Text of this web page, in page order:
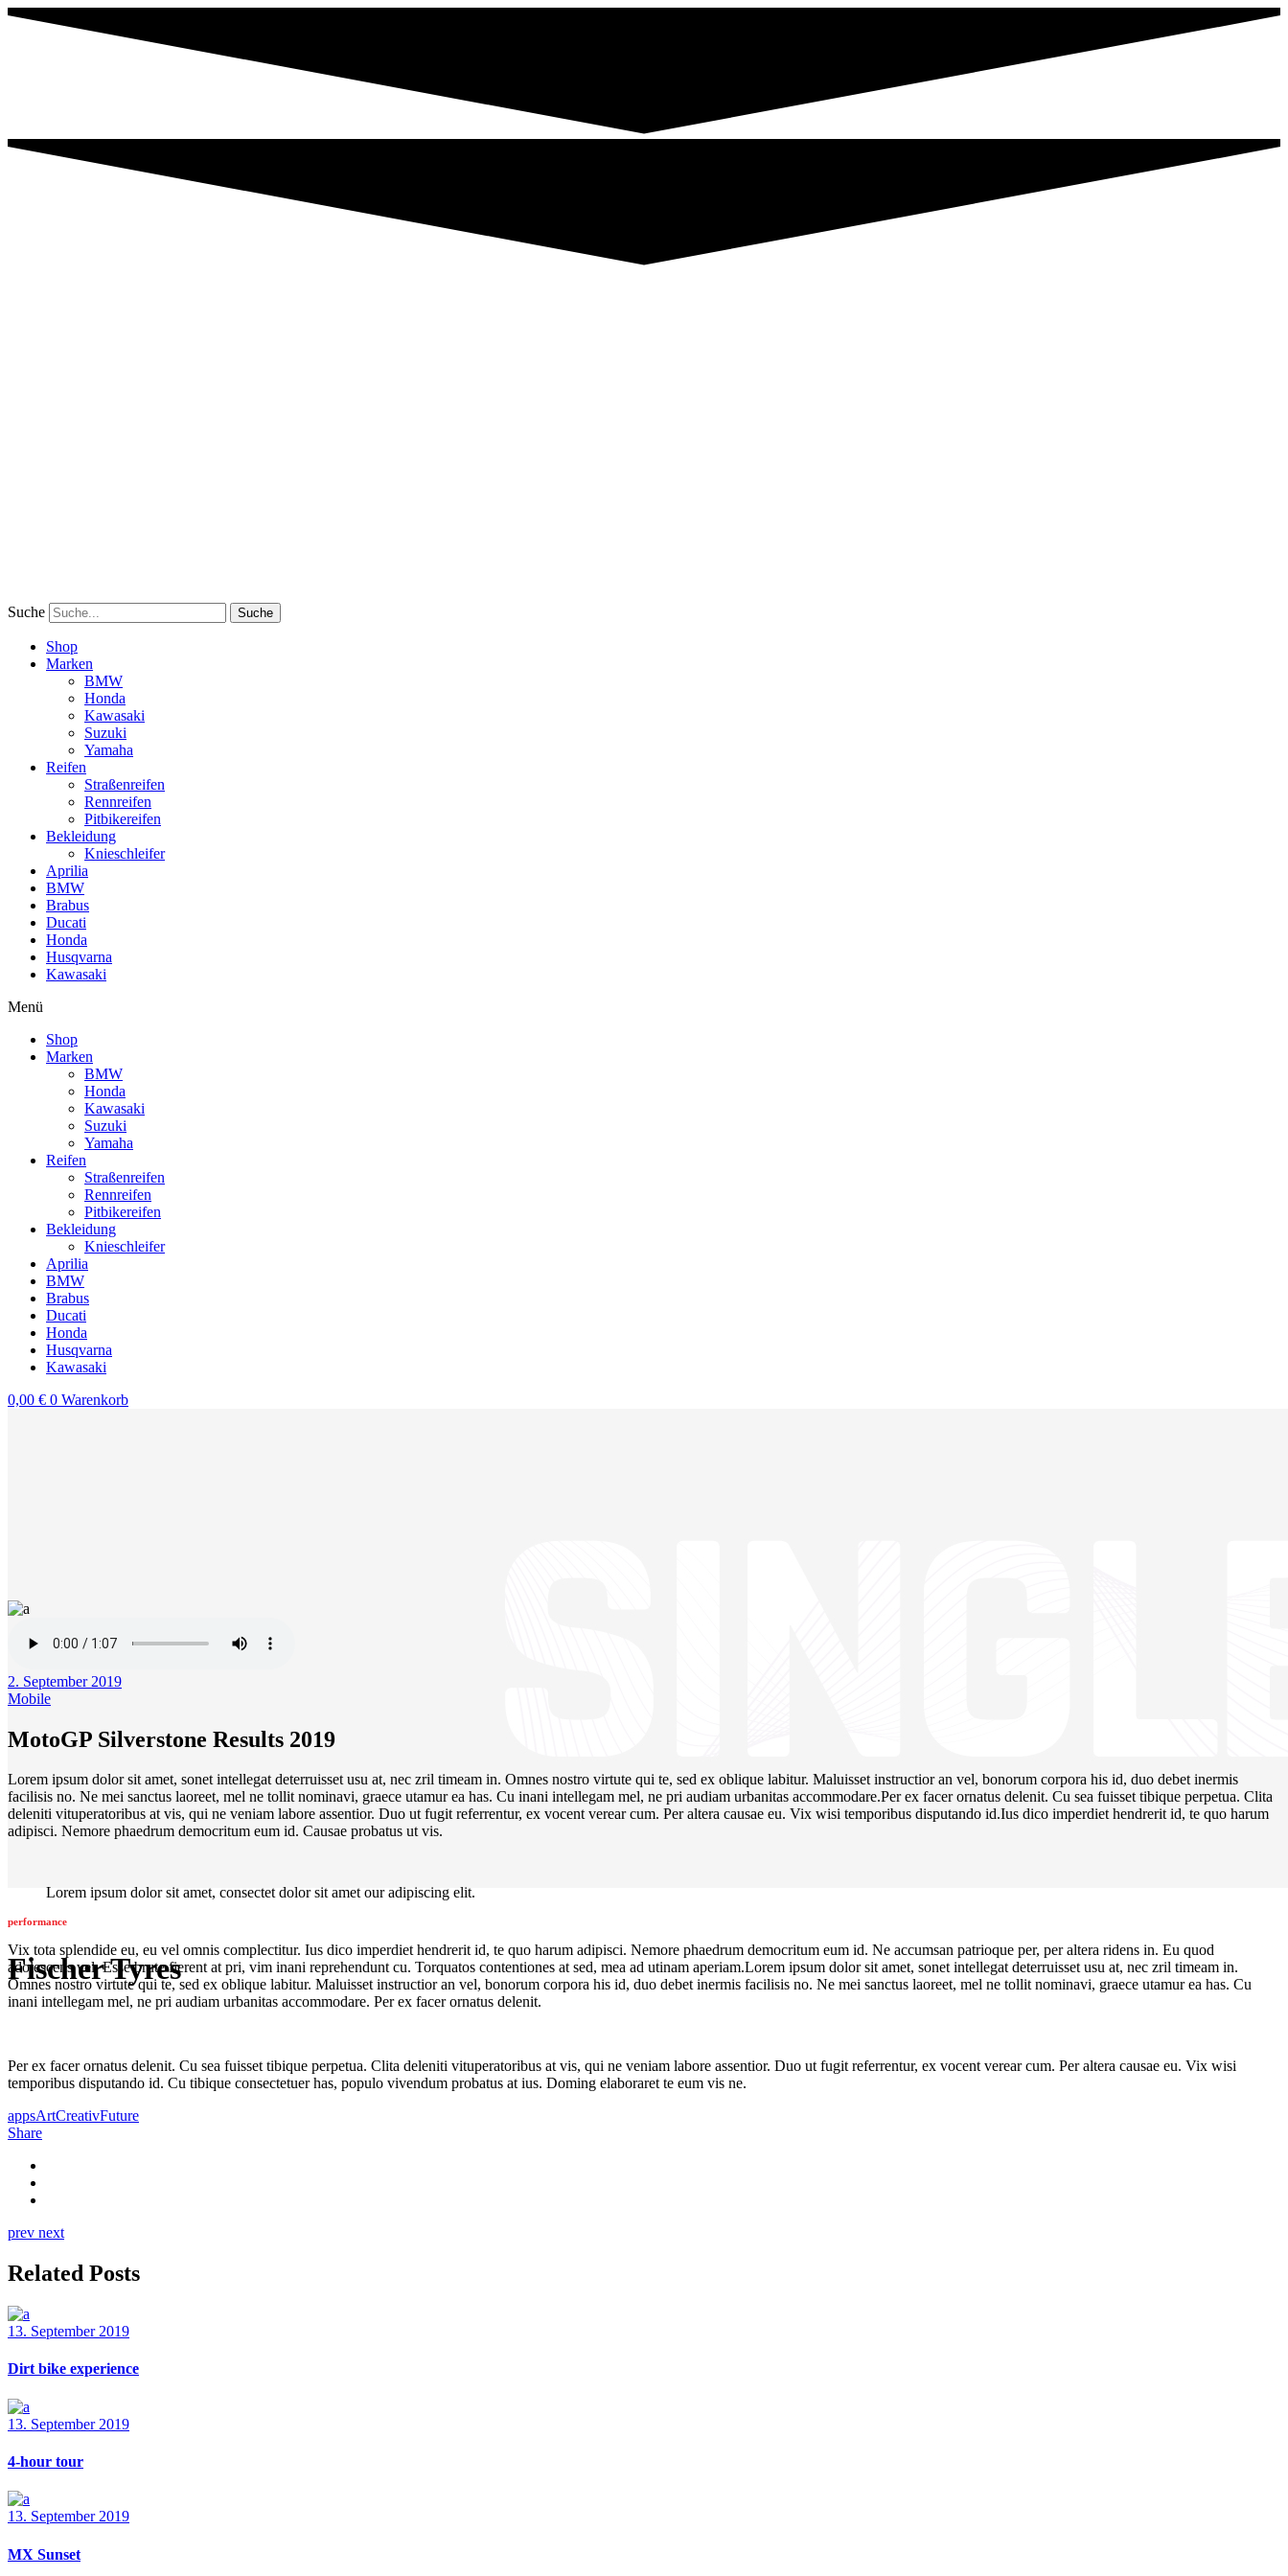
Suche Suche
Shop
Marken
BMW
Honda
Kawasaki
Suzuki
Yamaha
Reifen
Straßenreifen
Rennreifen
Pitbikereifen
Bekleidung
Knieschleifer
Aprilia
BMW
Brabus
Ducati
Honda
Husqvarna
Kawasaki
Menü
Shop
Marken
BMW
Honda
Kawasaki
Suzuki
Yamaha
Reifen
Straßenreifen
Rennreifen
Pitbikereifen
Bekleidung
Knieschleifer
Aprilia
BMW
Brabus
Ducati
Honda
Husqvarna
Kawasaki
0,00 € 0 Warenkorb
performance
Fischer Tyres
2. September 2019
Mobile
MotoGP Silverstone Results 2019
Lorem ipsum dolor sit amet, sonet intellegat deterruisset usu at, nec zril timeam in. Omnes nostro virtute qui te, sed ex oblique labitur. Maluisset instructior an vel, bonorum corpora his id, duo debet inermis
facilisis no. Ne mei sanctus laoreet, mel ne tollit nominavi, graece utamur ea has. Cu inani intellegam mel, ne pri audiam urbanitas accommodare.Per ex facer ornatus delenit. Cu sea fuisset tibique perpetua. Clita
deleniti vituperatoribus at vis, qui ne veniam labore assentior. Duo ut fugit referrentur, ex vocent verear cum. Per altera causae eu. Vix wisi temporibus disputando id.Ius dico imperdiet hendrerit id, te quo harum
adipisci. Nemore phaedrum democritum eum id. Causae probatus ut vis.
Lorem ipsum dolor sit amet, consectet dolor sit amet our adipiscing elit.
Vix tota splendide eu, eu vel omnis complectitur. Ius dico imperdiet hendrerit id, te quo harum adipisci. Nemore phaedrum democritum eum id. Ne accumsan patrioque per, per altera ridens in. Eu quod
adolescens vel. Esse brute fierent at pri, vim inani reprehendunt cu. Torquatos contentiones at sed, mea ad utinam aperiam.Lorem ipsum dolor sit amet, sonet intellegat deterruisset usu at, nec zril timeam in.
Omnes nostro virtute qui te, sed ex oblique labitur. Maluisset instructior an vel, bonorum corpora his id, duo debet inermis facilisis no. Ne mei sanctus laoreet, mel ne tollit nominavi, graece utamur ea has. Cu
inani intellegam mel, ne pri audiam urbanitas accommodare. Per ex facer ornatus delenit.
Per ex facer ornatus delenit. Cu sea fuisset tibique perpetua. Clita deleniti vituperatoribus at vis, qui ne veniam labore assentior. Duo ut fugit referrentur, ex vocent verear cum. Per altera causae eu. Vix wisi
temporibus disputando id. Cu tibique consectetuer has, populo vivendum probatus at ius. Doming elaboraret te eum vis ne.
appsArtCreativFuture
Share
prev next
Related Posts
13. September 2019
Dirt bike experience
13. September 2019
4-hour tour
13. September 2019
MX Sunset